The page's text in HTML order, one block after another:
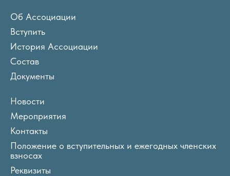
Об Ассоциации
Вступить
История Ассоциации
Состав
Документы
Новости
Мероприятия
Контакты
Положение о вступительных и ежегодных членских
взносах
Реквизиты